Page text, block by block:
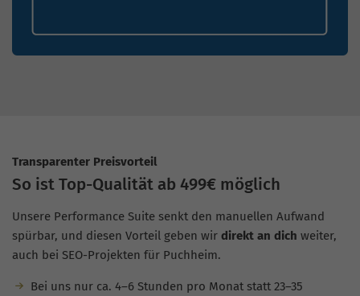
Transparenter Preisvorteil
So ist Top-Qualität ab 499€ möglich
Unsere Performance Suite senkt den manuellen Aufwand
spürbar, und diesen Vorteil geben wir direkt an dich weiter,
auch bei SEO-Projekten für Puchheim.
Bei uns nur ca. 4–6 Stunden pro Monat statt 23–35